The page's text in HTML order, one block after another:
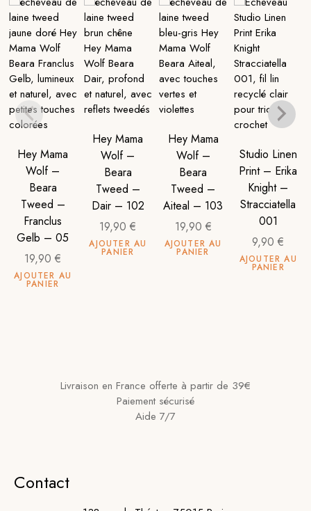
Hey Mama
Wolf –
Beara
Tweed –
Franclus
Gelb – 05
19,90€
AJOUTER AU
PANIER
Hey Mama
Wolf –
Beara
Tweed –
Dair – 102
19,90€
AJOUTER AU
PANIER
Hey Mama
Wolf –
Beara
Tweed –
Aiteal – 103
19,90 €
AJOUTER AU
PANIER
Studio Linen
Print – Erika
Knight –
Stracciatella
001
9,90€
AJOUTER AU
PANIER
Livraison en France offerte à partir de 39€
Paiement sécurisé
Aide 7/7
Contact